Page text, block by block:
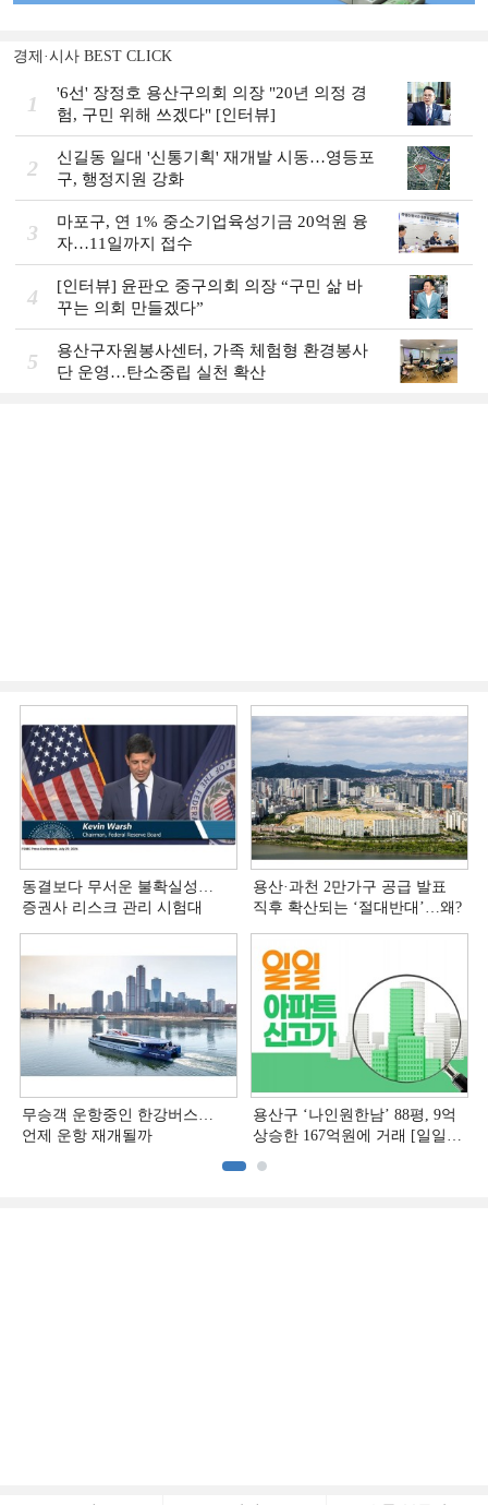
경제·시사 BEST CLICK
1
'6선' 장정호 용산구의회 의장 "20년 의정 경
험, 구민 위해 쓰겠다" [인터뷰]
2
신길동 일대 '신통기획' 재개발 시동…영등포
구, 행정지원 강화
3
마포구, 연 1% 중소기업육성기금 20억원 융
자…11일까지 접수
4
[인터뷰] 윤판오 중구의회 의장 “구민 삶 바
꾸는 의회 만들겠다”
5
용산구자원봉사센터, 가족 체험형 환경봉사
단 운영…탄소중립 실천 확산
동결보다 무서운 불확실성…
증권사 리스크 관리 시험대
용산·과천 2만가구 공급 발표
직후 확산되는 ‘절대반대’…왜?
무승객 운항중인 한강버스…
언제 운항 재개될까
용산구 ‘나인원한남’ 88평, 9억
상승한 167억원에 거래 [일일